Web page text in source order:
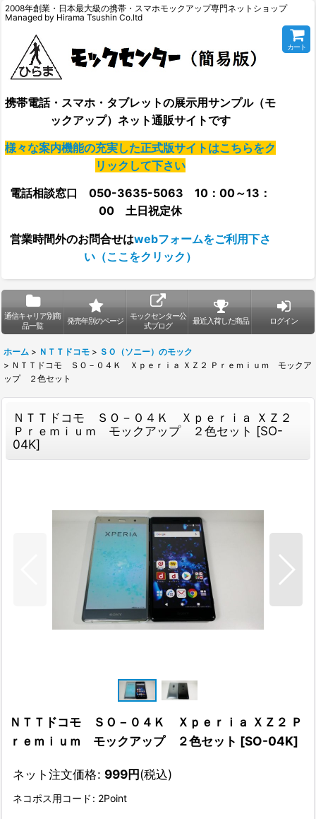
2008年創業・日本最大級の携帯・スマホモックアップ専門ネットショップ
Managed by Hirama Tsushin Co.ltd
携帯電話・スマホ・タブレットの展示用サンプル（モ
ックアップ）ネット通販サイトです
様々な案内機能の充実した正式版サイトはこちらをク
リックして下さい
電話相談窓口 050-3635-5063 10：00～13：
00 土日祝定休
営業時間外のお問合せはwebフォームをご利用下さ
い（ここをクリック）
カート
通信キャリア別商
品一覧
発売年別のページ
モックセンター公
式ブログ
最近入荷した商品 ログイン
ホーム > ＮＴＴドコモ > ＳＯ（ソニー）のモック
> ＮＴＴドコモ ＳＯ－０４Ｋ Ｘｐｅｒｉａ ＸＺ２ Ｐｒｅｍｉｕｍ モックア
ップ ２色セット
ＮＴＴドコモ ＳＯ－０４Ｋ Ｘｐｅｒｉａ ＸＺ２
Ｐｒｅｍｉｕｍ モックアップ ２色セット [SO-
04K]
ＮＴＴドコモ ＳＯ－０４Ｋ Ｘｐｅｒｉａ ＸＺ２ Ｐ
ｒｅｍｉｕｍ モックアップ ２色セット [SO-04K]
ネット注文価格: 999円(税込)
ネコポス用コード : 2Point